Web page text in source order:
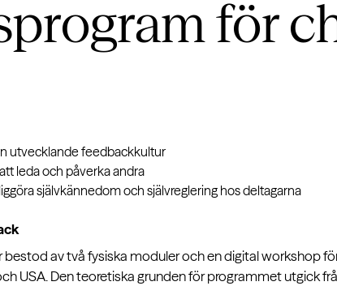
för
utvecklande feedbackkultur
leda och påverka andra
självkännedom och självreglering hos deltagarna
av två fysiska moduler och en digital workshop
USA. Den teoretiska grunden för programmet utgick